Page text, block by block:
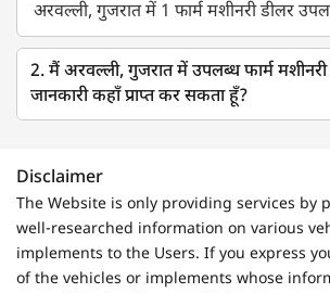
अरवल्ली, गुजरात में 1 फार्म मशीनरी डीलर
2. मैं अरवल्ली, गुजरात में उपलब्ध फार्म
जानकारी कहाँ प्राप्त कर सकता हूँ?
Disclaimer
The Website is only providing services by
well-researched information on various
implements to the Users. If you express
of the vehicles or implements whose